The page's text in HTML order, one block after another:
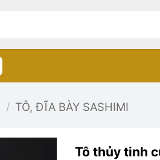
/ TÔ, ĐĨA BÀY SASHIMI
Tô thủy tinh